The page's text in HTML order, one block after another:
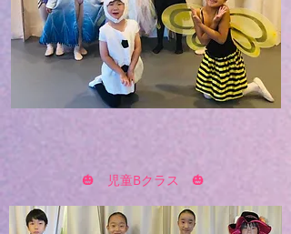
🎃 児童Bクラス 🎃